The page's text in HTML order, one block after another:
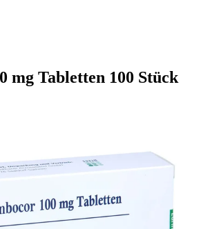
mg Tabletten 100 Stück